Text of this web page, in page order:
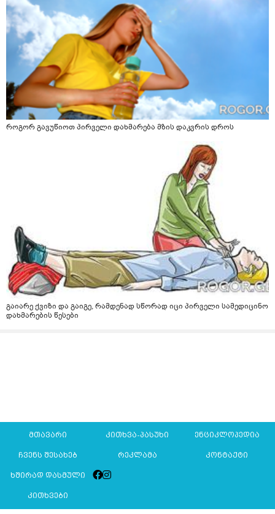
როგორ გავუწიოთ პირველი დახმარება მზის დაკვრის დროს
გაიარე ქვიზი და გაიგე, რამდენად სწორად იცი პირველი სამედიცინო
დახმარების წესები
მთავარი კითხვა-პასუხი ენციკლოპედია
ჩვენს შესახებ რეკლამა კონტაქტი
ხშირად დასმული
კითხვები